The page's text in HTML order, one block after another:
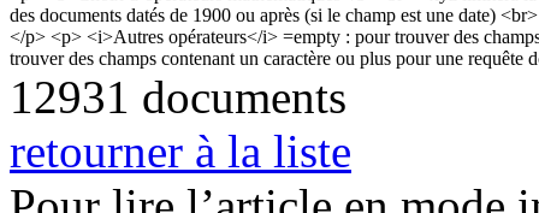
12931 documents
retourner à la liste